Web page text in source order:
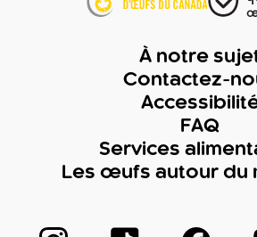
À notre
Contactez-
FAQ
Services
Les œufs autour du